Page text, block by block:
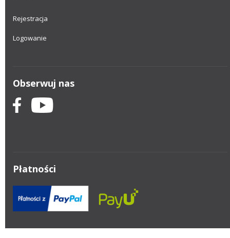
Rejestracja
Logowanie
Obserwuj nas
Płatności